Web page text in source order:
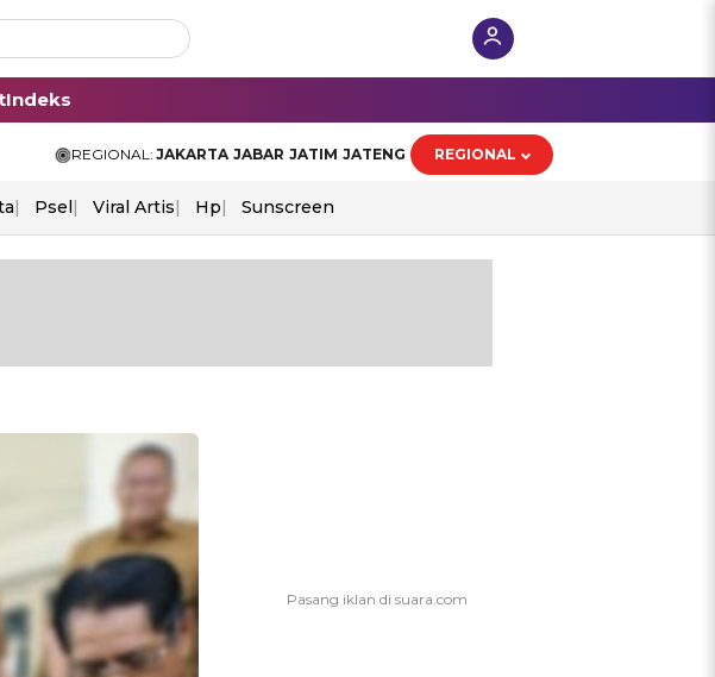
Indeks
REGIONAL: JAKARTA JABAR JATIM JATENG REGIONAL
Psel Viral Artis Hp Sunscreen